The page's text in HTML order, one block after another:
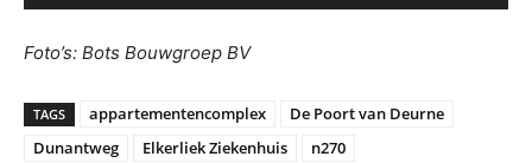
Foto’s: Bots Bouwgroep BV
TAGS appartementencomplex
De Poort van Deurne
Dunantweg
Elkerliek Ziekenhuis n270